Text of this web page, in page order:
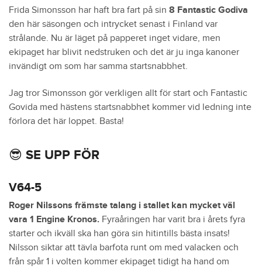
Frida Simonsson har haft bra fart på sin 8 Fantastic Godiva
den här säsongen och intrycket senast i Finland var
strålande. Nu är läget på papperet inget vidare, men
ekipaget har blivit nedstruken och det är ju inga kanoner
invändigt om som har samma startsnabbhet.
Jag tror Simonsson gör verkligen allt för start och Fantastic
Govida med hästens startsnabbhet kommer vid ledning inte
förlora det här loppet. Basta!
😎 SE UPP FÖR
V64-5
Roger Nilssons främste talang i stallet kan mycket väl
vara 1 Engine Kronos. Fyraåringen har varit bra i årets fyra
starter och ikväll ska han göra sin hitintills bästa insats!
Nilsson siktar att tävla barfota runt om med valacken och
från spår 1 i volten kommer ekipaget tidigt ha hand om